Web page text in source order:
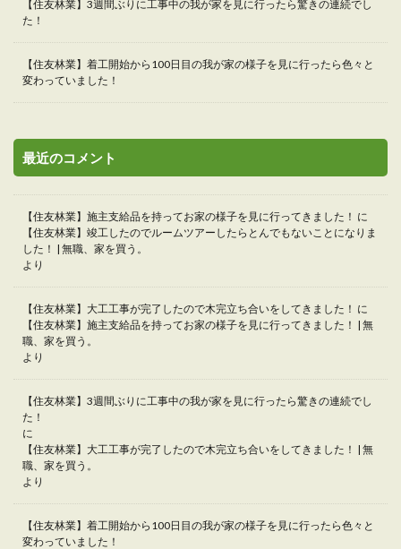
【住友林業】3週間ぶりに工事中の我が家を見に行ったら驚きの連続でし
た！
【住友林業】着工開始から100日目の我が家の様子を見に行ったら色々と
変わっていました！
最近のコメント
【住友林業】施主支給品を持ってお家の様子を見に行ってきました！ に
【住友林業】竣工したのでルームツアーしたらとんでもないことになりま
した！ | 無職、家を買う。
より
【住友林業】大工工事が完了したので木完立ち合いをしてきました！ に
【住友林業】施主支給品を持ってお家の様子を見に行ってきました！ | 無
職、家を買う。
より
【住友林業】3週間ぶりに工事中の我が家を見に行ったら驚きの連続でし
た！
に
【住友林業】大工工事が完了したので木完立ち合いをしてきました！ | 無
職、家を買う。
より
【住友林業】着工開始から100日目の我が家の様子を見に行ったら色々と
変わっていました！